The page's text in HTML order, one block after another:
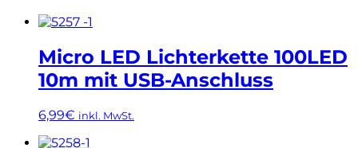
Micro LED Lichterkette 100LED
10m mit USB-Anschluss
6,99€ inkl. MwSt.